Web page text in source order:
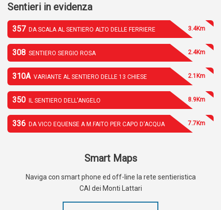
Sentieri in evidenza
357 DA SCALA AL SENTIERO ALTO DELLE FERRIERE 3.4Km
308 SENTIERO SERGIO ROSA 2.4Km
310A VARIANTE AL SENTIERO DELLE 13 CHIESE 2.1Km
350 IL SENTIERO DELL'ANGELO 8.9Km
336 DA VICO EQUENSE A M.FAITO PER CAPO D'ACQUA 7.7Km
Smart Maps
Naviga con smart phone ed off-line la rete sentieristica
CAI dei Monti Lattari